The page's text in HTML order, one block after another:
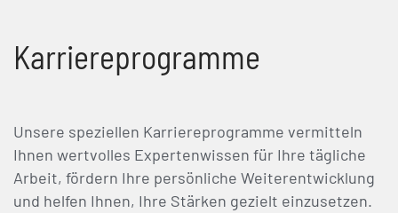
Karriereprogramme
Unsere speziellen Karriereprogramme vermitteln
Ihnen wertvolles Expertenwissen für Ihre tägliche
Arbeit, fördern Ihre persönliche Weiterentwicklung
und helfen Ihnen, Ihre Stärken gezielt einzusetzen.